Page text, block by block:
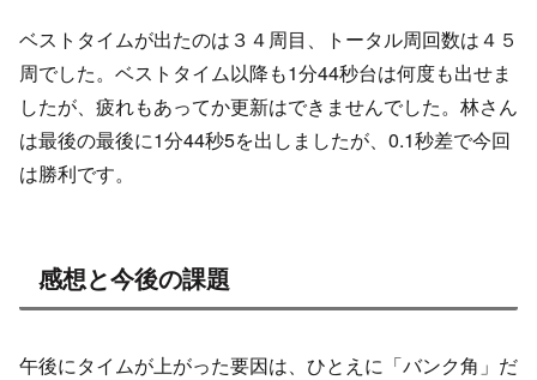
ベストタイムが出たのは３４周目、トータル周回数は４５
周でした。ベストタイム以降も1分44秒台は何度も出せま
したが、疲れもあってか更新はできませんでした。林さん
は最後の最後に1分44秒5を出しましたが、0.1秒差で今回
は勝利です。
感想と今後の課題
午後にタイムが上がった要因は、ひとえに「バンク角」だ